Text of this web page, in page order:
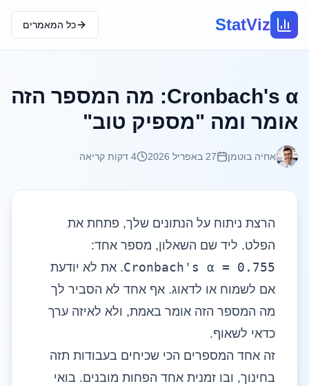
StatViz כל המאמרים
Cronbach's α: מה המספר הזה
אומר ומה "מספיק טוב"
אחיה בוטמן 27 באפריל 2026 4 דקות קריאה
הרצת ניתוח על הנתונים שלך, פתחת את
הפלט. ליד שם השאלון, מספר אחד:
Cronbach's α = 0.755. את לא יודעת
אם לשמוח או לדאוג. אף אחד לא הסביר לך
מה המספר הזה אומר באמת, ולא לאיזה ערך
כדאי לשאוף.
זה אחד המספרים הכי שכיחים בעבודות תזה
בחינוך, ובו זמנית אחד הפחות מובנים. בואי